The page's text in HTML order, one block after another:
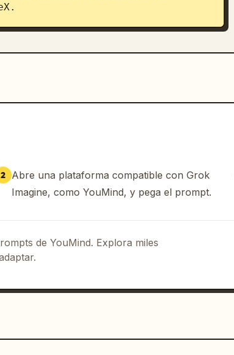
2 Abre una plataforma compatible con Grok
Imagine, como YouMind, y pega el prompt.
de YouMind. Explora miles